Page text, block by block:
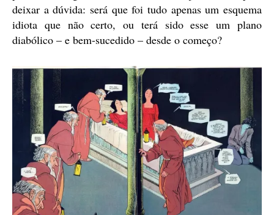
deixar a dúvida: será que foi tudo apenas um esquema
idiota que não certo, ou terá sido esse um plano
diabólico – e bem-sucedido – desde o começo?